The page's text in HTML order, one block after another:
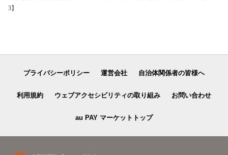
3】
プライバシーポリシー 運営会社 自治体関係者の皆様へ
利用規約 ウェブアクセシビリティの取り組み お問い合わせ
au PAY マーケットトップ